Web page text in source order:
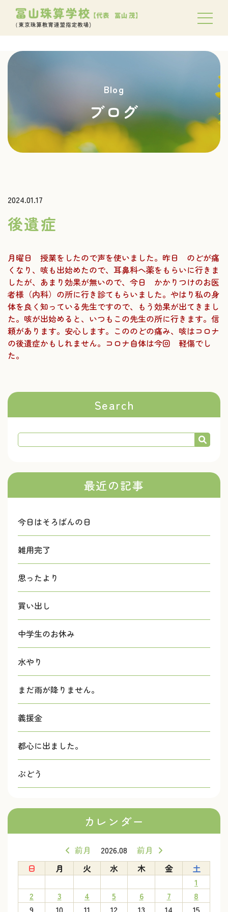
Blog
ブログ
2024.01.17
後遺症
月曜日 授業をしたので声を使いました。昨日 のどが痛
くなり、咳も出始めたので、耳鼻科へ薬をもらいに行きま
したが、あまり効果が無いので、今日 かかりつけのお医
者様（内科）の所に行き診てもらいました。やはり私の身
体を良く知っている先生ですので、もう効果が出てきまし
た。咳が出始めると、いつもこの先生の所に行きます。信
頼があります。安心します。こののどの痛み、咳はコロナ
の後遺症かもしれません。コロナ自体は今回 軽傷でし
た。
Search
最近の記事
今日はそろばんの日
雑用完了
思ったより
買い出し
中学生のお休み
水やり
まだ雨が降りません。
義援金
都心に出ました。
ぶどう
カレンダー
前月 2026.08
前月
日
月 火 水 木 金
土
1
2
3 4 5 6 7
8
9
10 11 12 13 14 15